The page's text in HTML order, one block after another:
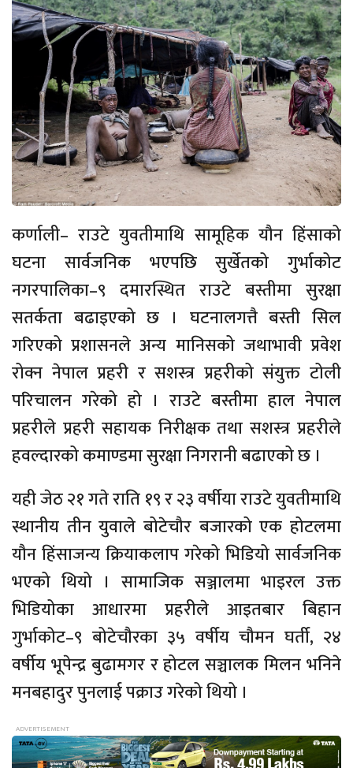
कर्णाली– राउटे युवतीमाथि सामूहिक यौन हिंसाको
घटना सार्वजनिक भएपछि सुर्खेतको गुर्भाकोट
नगरपालिका–९ दमारस्थित राउटे बस्तीमा सुरक्षा
सतर्कता बढाइएको छ । घटनालगत्तै बस्ती सिल
गरिएको प्रशासनले अन्य मानिसको जथाभावी प्रवेश
रोक्न नेपाल प्रहरी र सशस्त्र प्रहरीको संयुक्त टोली
परिचालन गरेको हो । राउटे बस्तीमा हाल नेपाल
प्रहरीले प्रहरी सहायक निरीक्षक तथा सशस्त्र प्रहरीले
हवल्दारको कमाण्डमा सुरक्षा निगरानी बढाएको छ ।
यही जेठ २१ गते राति १९ र २३ वर्षीया राउटे युवतीमाथि
स्थानीय तीन युवाले बोटेचौर बजारको एक होटलमा
यौन हिंसाजन्य क्रियाकलाप गरेको भिडियो सार्वजनिक
भएको थियो । सामाजिक सञ्जालमा भाइरल उक्त
भिडियोका आधारमा प्रहरीले आइतबार बिहान
गुर्भाकोट–९ बोटेचौरका ३५ वर्षीय चौमन घर्ती, २४
वर्षीय भूपेन्द्र बुढामगर र होटल सञ्चालक मिलन भनिने
मनबहादुर पुनलाई पक्राउ गरेको थियो ।